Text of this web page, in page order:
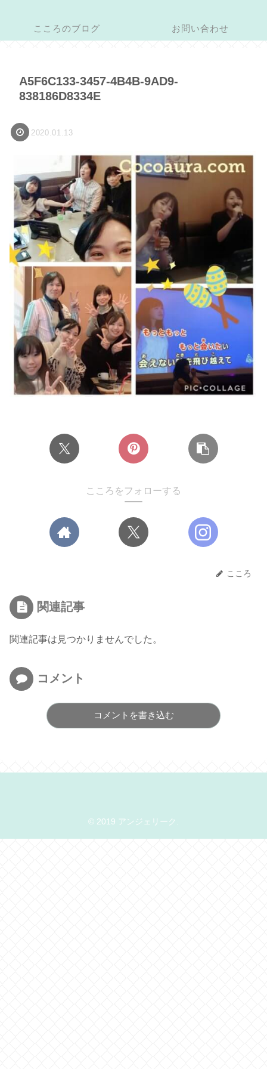
こころのブログ お問い合わせ
A5F6C133-3457-4B4B-9AD9-
838186D8334E
2020.01.13
こころをフォローする
こころ
関連記事
関連記事は見つかりませんでした。
コメント
コメントを書き込む
© 2019 アンジェリーク.